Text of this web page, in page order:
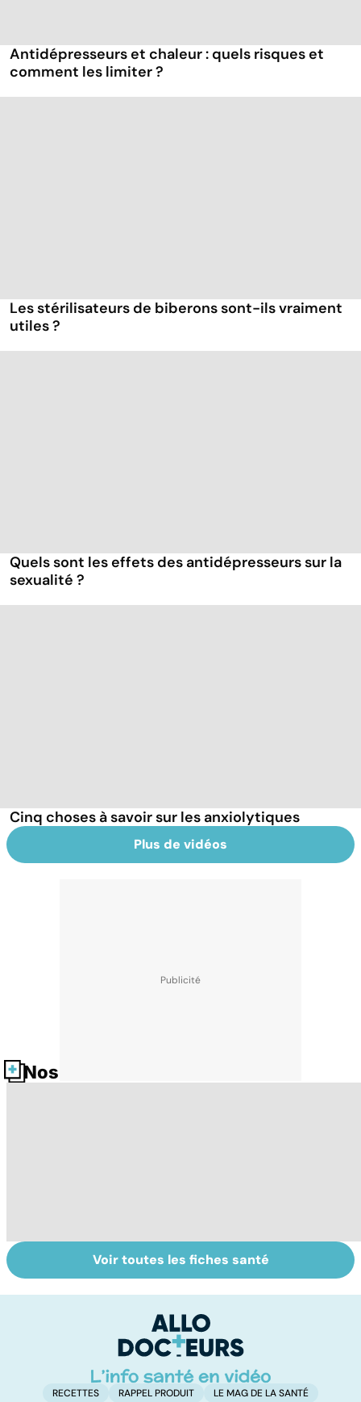
Antidépresseurs et chaleur : quels risques et
comment les limiter ?
Les stérilisateurs de biberons sont-ils vraiment
utiles ?
Quels sont les effets des antidépresseurs sur la
sexualité ?
Cinq choses à savoir sur les anxiolytiques
Plus de vidéos
Nos fiches santé
Automne-hiver,
le temps de la
Faire du sport à
domicile, c'est
Voir toutes les fiches santé
RECETTES RAPPEL PRODUIT LE MAG DE LA SANTÉ